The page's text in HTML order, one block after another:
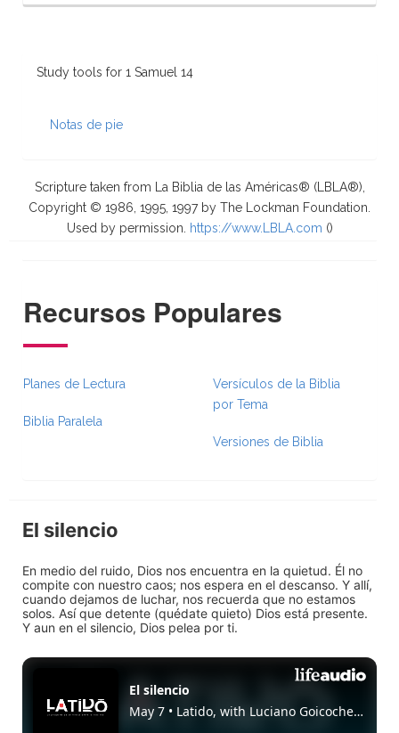
Study tools for 1 Samuel 14
Notas de pie
Scripture taken from La Biblia de las Américas® (LBLA®),
Copyright © 1986, 1995, 1997 by The Lockman Foundation.
Used by permission.
https://www.LBLA.com ()
Recursos Populares
Planes de Lectura
Biblia Paralela
Versículos de la Biblia
por Tema
Versiones de Biblia
El silencio
En medio del ruido, Dios nos encuentra en la quietud. Él no
compite con nuestro caos; nos espera en el descanso. Y allí,
cuando dejamos de luchar, nos recuerda que no estamos
solos. Así que detente (quédate quieto) Dios está presente.
Y aun en el silencio, Dios pelea por ti.